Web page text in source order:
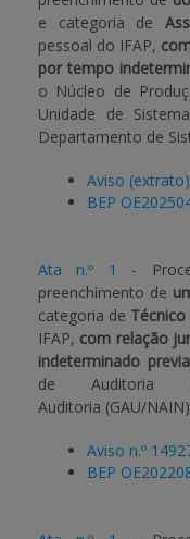
e categoria de
pessoal do IFAP,
por tempo
o Núcleo de
Unidade de
Departamento de
Aviso
BEP
Ata n.º 1
-
preenchimento de
categoria de
IFAP, com relação
indeterminado
de Auditoria
Auditoria (GAU/
Aviso n.º
BEP